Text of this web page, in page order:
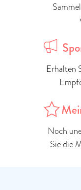
Erhalten
Noch
Sie die